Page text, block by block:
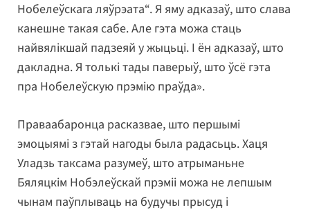
Нобелеўскага ляўрэата“. Я яму адказаў, што слава
канешне такая сабе. Але гэта можа стаць
найвялікшай падзеяй у жыцьці. І ён адказаў, што
дакладна. Я толькі тады паверыў, што ўсё гэта
пра Нобелеўскую прэмію праўда».
Праваабаронца расказвае, што першымі
эмоцыямі з гэтай нагоды была радасьць. Хаця
Уладзь таксама разумеў, што атрыманьне
Бяляцкім Нобэлеўскай прэміі можа не лепшым
чынам паўплываць на будучы прысуд і